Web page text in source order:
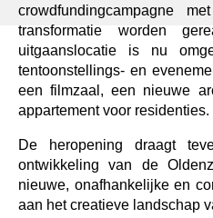
crowdfundingcampagne
transformatie worden
uitgaanslocatie is nu
tentoonstellings- en
een filmzaal, een nieuwe
appartement voor residenties.
De heropening draagt
ontwikkeling van de
nieuwe, onafhankelijke en
aan het creatieve landschap